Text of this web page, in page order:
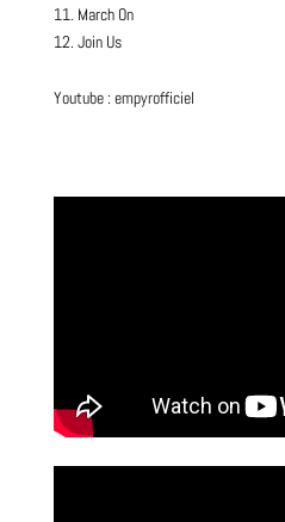
11. March On
12. Join Us
Youtube : empyrofficiel